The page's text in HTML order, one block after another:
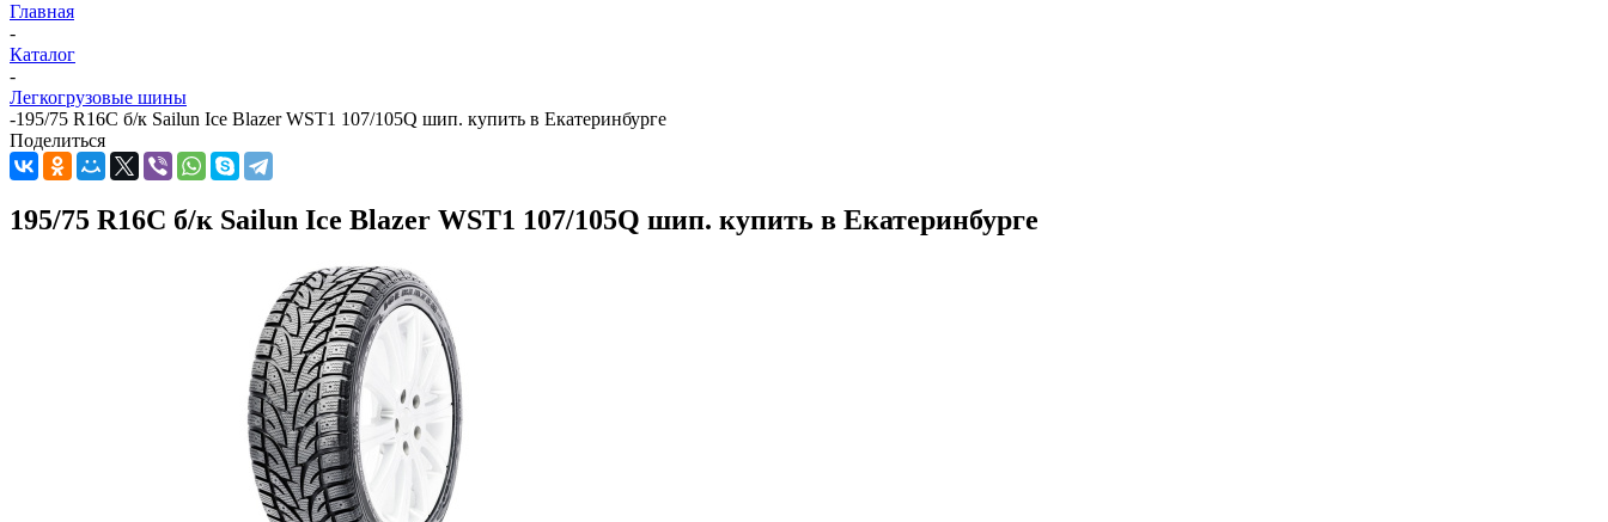
Главная
-
Каталог
-
Легкогрузовые шины
-195/75 R16С б/к Sailun Ice Blazer WST1 107/105Q шип. купить в Екатеринбурге
Поделиться
195/75 R16С б/к Sailun Ice Blazer WST1 107/105Q шип. купить в Екатеринбурге